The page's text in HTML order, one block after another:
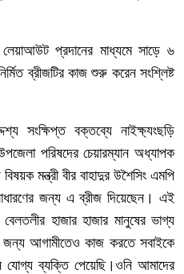
প্রদানের মাধ্যমে সাড়ে ৬
ব্রীজটির কাজ শুরু করেন সংশ্লিষ্ট
সংক্ষিপ্ত বক্তব্যে নাইক্ষ্যংছড়ি
পরিষদের চেয়ারম্যান অধ্যাপক
মন্ত্রী বীর বাহাদুর উশৈসিং এমপি
জন্য এ ব্রীজ দিয়েছেন। এই
হাজার হাজার মানুষের ভাগ্য
জন্য আগামীতেও কাজ করতে সবাইকে
ব্যক্তি পেয়েছি।ওনি আমাদের